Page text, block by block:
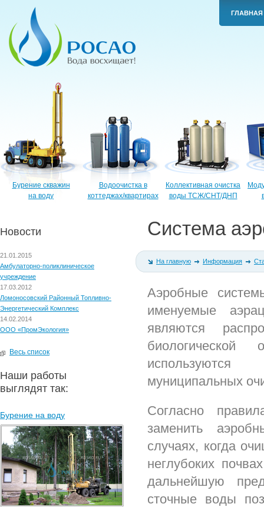
ГЛАВНАЯ
Бурение скважин
на воду
Водоочистка в
коттеджах/квартирах
Коллективная очистка
воды ТСЖ/СНТ/ДНП
Новости
21.01.2015
Амбулаторно-поликлиническое
учреждение
17.03.2012
Ломоносовский Районный Топливно-
Энергетический Комплекс
14.02.2014
ООО «ПромЭкология»
Весь список
Наши работы
выглядят так:
Бурение на воду
Система
На главную Информация
Аэробные
именуемые
являются
муниципальных
Согласно
заменить
случаях, когда
неглубоких
дальнейшую
сточные воды